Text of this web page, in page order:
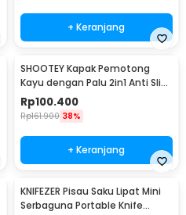
+ Keranjang
SHOOTEY Kapak Pemotong
Kayu dengan Palu 2in1 Anti Slip
Aluminium Alloy - JHD-A018
Rp100.400
Rp161.900 38%
+ Keranjang
KNIFEZER Pisau Saku Lipat Mini
Serbaguna Portable Knife